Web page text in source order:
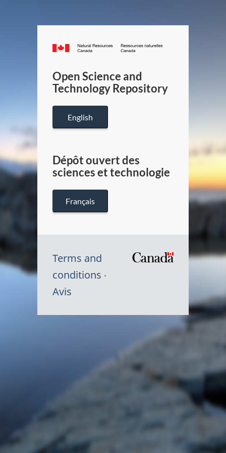
Canada.ca
/
Canada
Open Science and
Technology Repository
English
Dépôt ouvert des
sciences et technologie
Français
Terms and
conditions
Avis
du